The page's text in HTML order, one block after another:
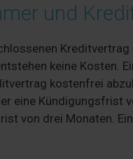
und
keine Kosten.
kostenfrei
eine Kündigungsfrist
von drei Monaten.